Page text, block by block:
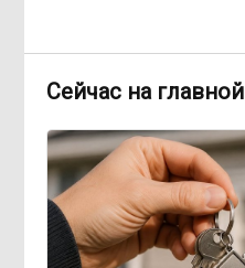
Сейчас на главной